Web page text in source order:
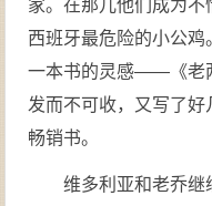
家。在那儿他们成为
西班牙最危险的小公
一本书的灵感——《老
发而不可收，又写了
畅销书。
维多利亚和老乔继